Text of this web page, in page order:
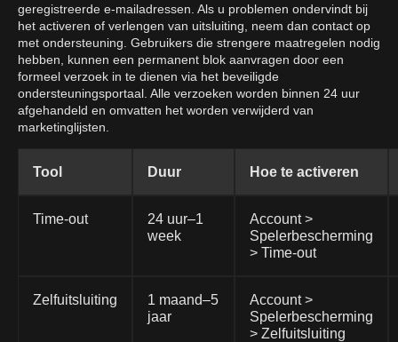
geregistreerde e-mailadressen. Als u problemen ondervindt bij
het activeren of verlengen van uitsluiting, neem dan contact op
met ondersteuning. Gebruikers die strengere maatregelen nodig
hebben, kunnen een permanent blok aanvragen door een
formeel verzoek in te dienen via het beveiligde
ondersteuningsportaal. Alle verzoeken worden binnen 24 uur
afgehandeld en omvatten het worden verwijderd van
marketinglijsten.
Tool Duur Hoe te activeren
Time-out
24 uur–1
week
Account >
Spelerbescherming
> Time-out
Zelfuitsluiting
1 maand–5
jaar
Account >
Spelerbescherming
> Zelfuitsluiting